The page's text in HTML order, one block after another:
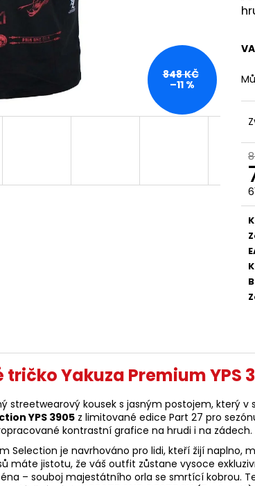
848 KČ
–11 %
tričko Yakuza Premium YPS
streetwearový kousek s jasným postojem, který
YPS 3905 z limitované edice Part 27 pro
kontrastní grafice na hrudi i na zádech.
Selection je navrhováno pro lidi, kteří žijí
máte jistotu, že váš outfit zůstane vysoce
– souboj majestátního orla se smrtící kobrou.
699 Kč
Původně: